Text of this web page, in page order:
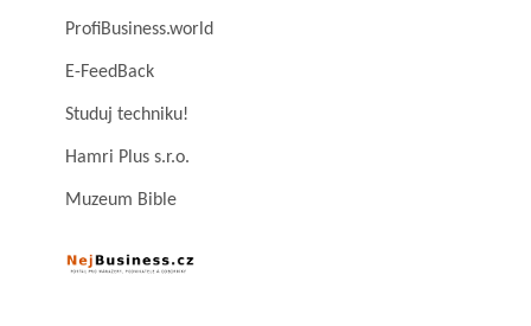
ProfiBusiness.world
E-FeedBack
Studuj techniku!
Hamri Plus s.r.o.
Muzeum Bible